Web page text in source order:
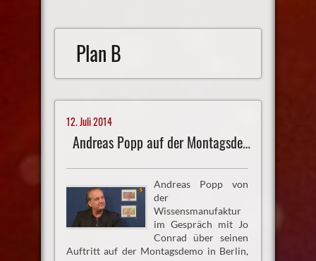
Plan B
12. Juli 2014
Andreas Popp auf der Montagsdemo
Andreas Popp von
der
Wissensmanufaktur
im Gespräch mit Jo
Conrad über seinen
Auftritt auf der Montagsdemo in Berlin,